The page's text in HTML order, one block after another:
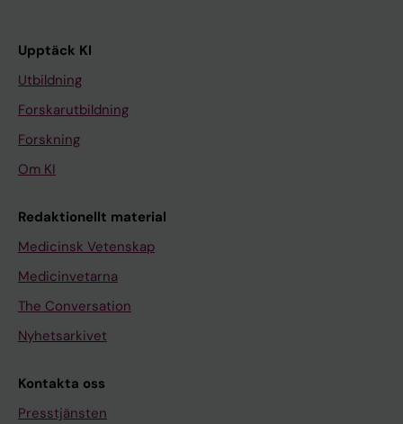
Upptäck KI
Utbildning
Forskarutbildning
Forskning
Om KI
Redaktionellt material
Medicinsk Vetenskap
Medicinvetarna
The Conversation
Nyhetsarkivet
Kontakta oss
Presstjänsten